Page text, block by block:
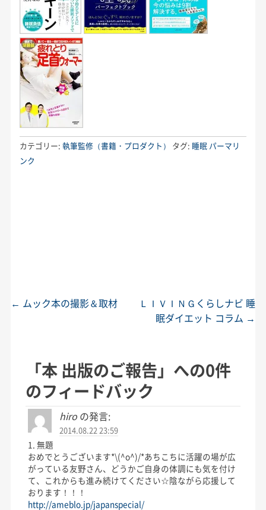
カテゴリー: 執筆監修（書籍・プロダクト） タグ: 睡眠 パーマリ
ンク
投稿ナビゲーション
← ムック本の撮影＆取材
ＬＩＶＩＮＧくらしナビ 睡
眠ダイエット コラム →
「本 出版のご報告」への0件
のフィードバック
hiro の発言:
2014.08.22 23:59
1. 無題
おめでとうございます*\(^o^)/*あちこちに活躍の場が広
がっている友野さん、どうかご自身の体調にも気を付け
て、これからも進み続けてください☆陰ながら応援して
おります！！！
http://ameblo.jp/japanspecial/